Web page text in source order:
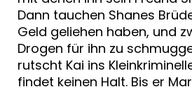
Dann tauchen Shanes
Geld geliehen haben, und
Drogen für ihn zu
rutscht Kai ins
findet keinen Halt. Bis er